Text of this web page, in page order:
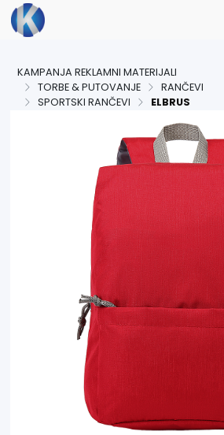
Preskoči na glavni sadržaj
KAMPANJA REKLAMNI MATERIJALI
TORBE & PUTOVANJE
RANČEVI
SPORTSKI RANČEVI
ELBRUS